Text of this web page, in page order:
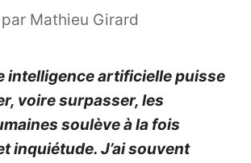
par Mathieu Girard
intelligence artificielle puisse
voire surpasser, les
soulève à la fois
inquiétude. J’ai souvent